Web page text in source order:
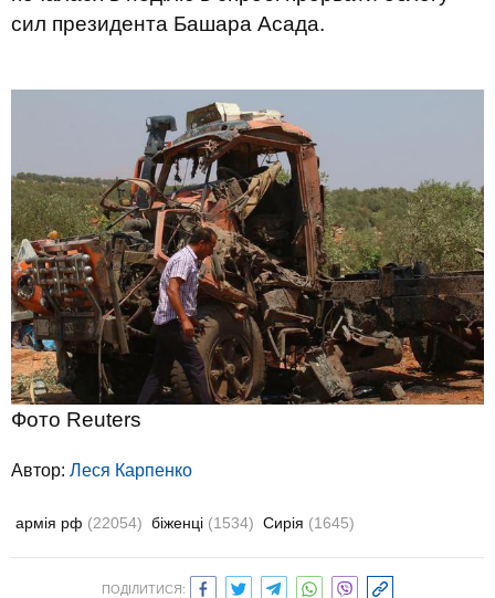
сил президента Башара Асада.
Фото Reuters
Автор: Леся Карпенко
армія рф (22054) біженці (1534) Сирія (1645)
ПОДІЛИТИСЯ: